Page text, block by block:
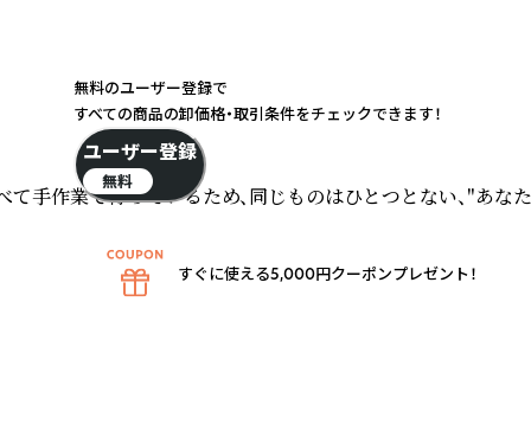
作業で行っているため、同じものはひとつとない、"あ
無料のユーザー登録で
すべての商品の卸価格・取引条件をチェックできます！
ユーザー登録
無料
すぐに使える5,000円クーポンプレゼント！